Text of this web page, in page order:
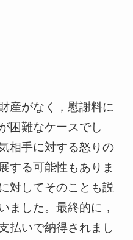
産がなく，慰謝料に
困難なケースでし
相手に対する怒りの
する可能性もありま
対してそのことも説
ました。最終的に，
払いで納得されまし